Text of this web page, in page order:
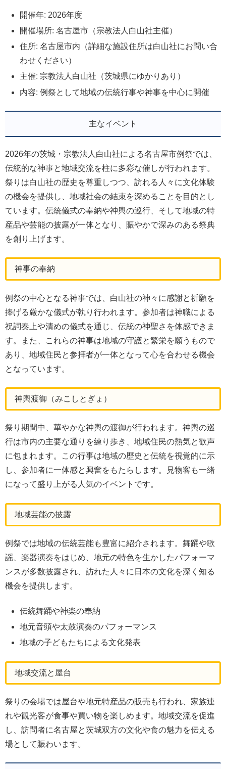
開催年: 2026年度
開催場所: 名古屋市（宗教法人白山社主催）
住所: 名古屋市内（詳細な施設住所は白山社にお問い合
わせください）
主催: 宗教法人白山社（茨城県にゆかりあり）
内容: 例祭として地域の伝統行事や神事を中心に開催
主なイベント
2026年の茨城・宗教法人白山社による名古屋市例祭では、
伝統的な神事と地域交流を柱に多彩な催しが行われます。
祭りは白山社の歴史を尊重しつつ、訪れる人々に文化体験
の機会を提供し、地域社会の結束を深めることを目的とし
ています。伝統儀式の奉納や神輿の巡行、そして地域の特
産品や芸能の披露が一体となり、賑やかで深みのある祭典
を創り上げます。
神事の奉納
例祭の中心となる神事では、白山社の神々に感謝と祈願を
捧げる厳かな儀式が執り行われます。参加者は神職による
祝詞奏上や清めの儀式を通じ、伝統の神聖さを体感できま
す。また、これらの神事は地域の守護と繁栄を願うもので
あり、地域住民と参拝者が一体となって心を合わせる機会
となっています。
神輿渡御（みこしとぎょ）
祭り期間中、華やかな神輿の渡御が行われます。神輿の巡
行は市内の主要な通りを練り歩き、地域住民の熱気と歓声
に包まれます。この行事は地域の歴史と伝統を視覚的に示
し、参加者に一体感と興奮をもたらします。見物客も一緒
になって盛り上がる人気のイベントです。
地域芸能の披露
例祭では地域の伝統芸能も豊富に紹介されます。舞踊や歌
謡、楽器演奏をはじめ、地元の特色を生かしたパフォーマ
ンスが多数披露され、訪れた人々に日本の文化を深く知る
機会を提供します。
伝統舞踊や神楽の奉納
地元音頭や太鼓演奏のパフォーマンス
地域の子どもたちによる文化発表
地域交流と屋台
祭りの会場では屋台や地元特産品の販売も行われ、家族連
れや観光客が食事や買い物を楽しめます。地域交流を促進
し、訪問者に名古屋と茨城双方の文化や食の魅力を伝える
場として賑わいます。